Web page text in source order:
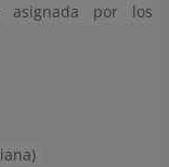
por los